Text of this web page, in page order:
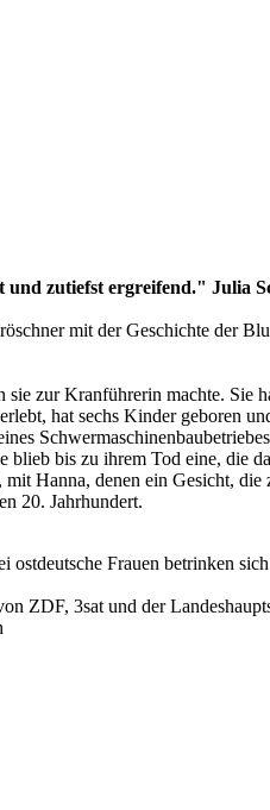
zutiefst ergreifend." Julia
mit der Geschichte der
zur Kranführerin machte.
hat sechs Kinder geboren
blieb bis zu ihrem Tod eine, die
Hanna, denen ein Gesicht,
20. Jahrhundert.
Frauen betrinken
ZDF, 3sat und der